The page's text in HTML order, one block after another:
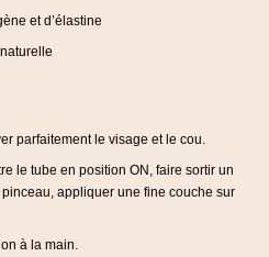
et d’élastine
parfaitement le visage et le cou.
le tube en position ON, faire sortir un
appliquer une fine couche sur
à la main.